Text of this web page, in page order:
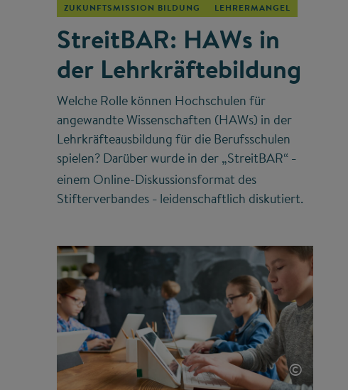
ZUKUNFTSMISSION BILDUNG LEHRERMANGEL
StreitBAR: HAWs in
der Lehrkräftebildung
Welche Rolle können Hochschulen für
angewandte Wissenschaften (HAWs) in der
Lehrkräfteausbildung für die Berufsschulen
spielen? Darüber wurde in der „StreitBAR“ –
einem Online-Diskussionsformat des
Stifterverbandes – leidenschaftlich diskutiert.
©